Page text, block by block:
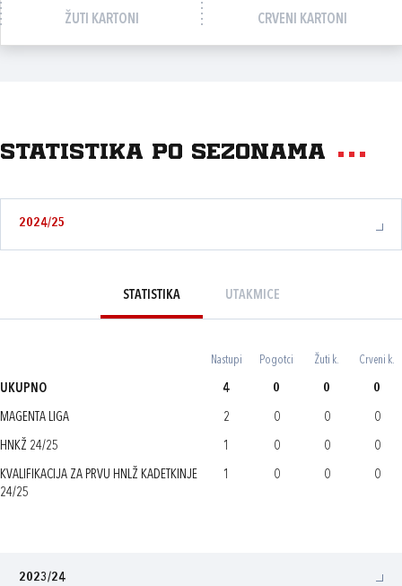
ŽUTI KARTONI CRVENI KARTONI
Statistika po sezonama
2024/25
STATISTIKA UTAKMICE
Nastupi Pogotci Žuti k. Crveni k.
UKUPNO 4 0 0 0
MAGENTA LIGA 2 0 0 0
HNKŽ 24/25 1 0 0 0
KVALIFIKACIJA ZA PRVU HNLŽ KADETKINJE
24/25
1 0 0 0
2023/24